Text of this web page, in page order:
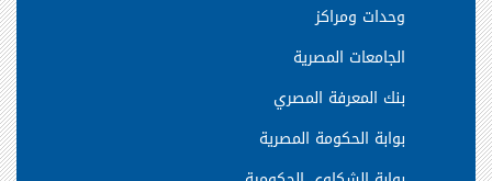
وحدات ومراكز
الجامعات المصرية
بنك المعرفة المصري
بوابة الحكومة المصرية